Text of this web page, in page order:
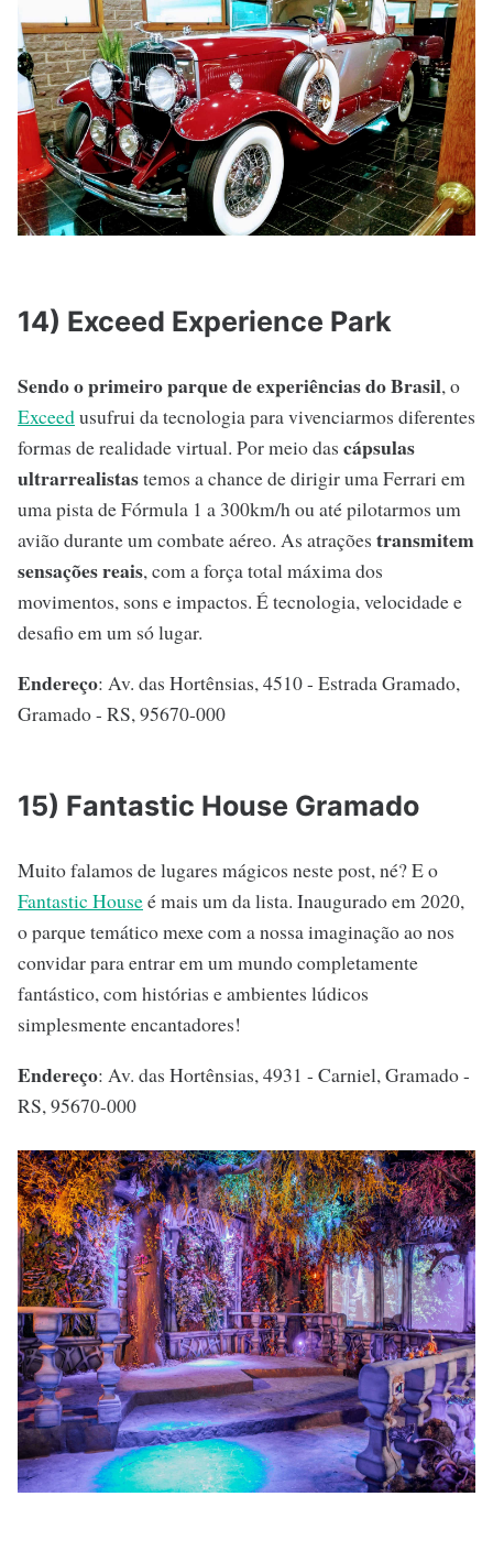
14) Exceed Experience Park
Sendo o primeiro parque de experiências do Brasil, o
Exceedusufrui da tecnologia para vivenciarmos diferentes
formas de realidade virtual. Por meio das cápsulas
ultrarrealistastemos a chance de dirigir uma Ferrari em
uma pista de Fórmula 1 a 300km/h ou até pilotarmos um
avião durante um combate aéreo. As atrações transmitem
sensações reais, com a força total máxima dos
movimentos, sons e impactos. É tecnologia, velocidade e
desafio em um só lugar.
Endereço: Av. das Hortênsias, 4510 - Estrada Gramado,
Gramado - RS, 95670-000
15) Fantastic House Gramado
Muito falamos de lugares mágicos neste post, né? E o
Fantastic Houseé mais um da lista. Inaugurado em 2020,
o parque temático mexe com a nossa imaginação ao nos
convidar para entrar em um mundo completamente
fantástico, com histórias e ambientes lúdicos
simplesmente encantadores!
Endereço: Av. das Hortênsias, 4931 - Carniel, Gramado -
RS, 95670-000